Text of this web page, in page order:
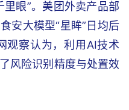
里眼”。美团外卖产品部
安大模型“星眸”日均后
观察认为，利用AI技术
风险识别精度与处置效